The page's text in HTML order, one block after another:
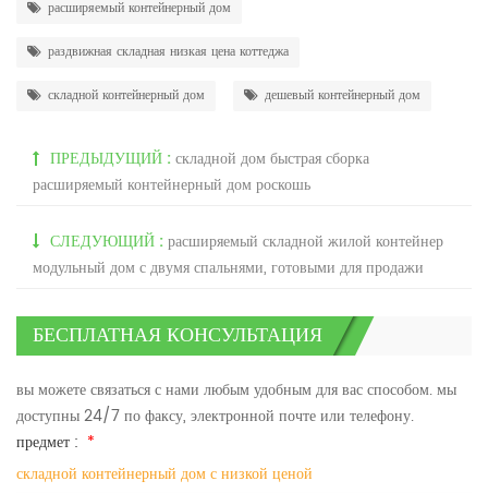
расширяемый контейнерный дом
раздвижная складная низкая цена коттеджа
складной контейнерный дом дешевый контейнерный дом
ПРЕДЫДУЩИЙ :складной дом быстрая сборка
расширяемый контейнерный дом роскошь
СЛЕДУЮЩИЙ :расширяемый складной жилой контейнер
модульный дом с двумя спальнями, готовыми для продажи
БЕСПЛАТНАЯ КОНСУЛЬТАЦИЯ
вы можете связаться с нами любым удобным для вас способом. мы
доступны 24/7 по факсу, электронной почте или телефону.
предмет : *
складной контейнерный дом с низкой ценой